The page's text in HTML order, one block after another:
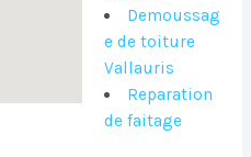
Demoussag
e de toiture
Vallauris
Reparation
de faitage